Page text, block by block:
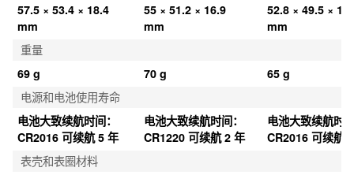
57.5 × 53.4 × 18.4
mm
55 × 51.2 × 16.9
mm
52.8 × 49.5 ×
mm
重量
69 g
70 g
65 g
电源和电池使用寿命
电池大致续航时间：
CR2016 可续航 5 年
电池大致续航时间：
CR1220 可续航 2 年
电池大致续航时
CR2016 可续航
表壳和表圈材料